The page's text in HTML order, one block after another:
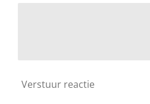
Verstuur reactie